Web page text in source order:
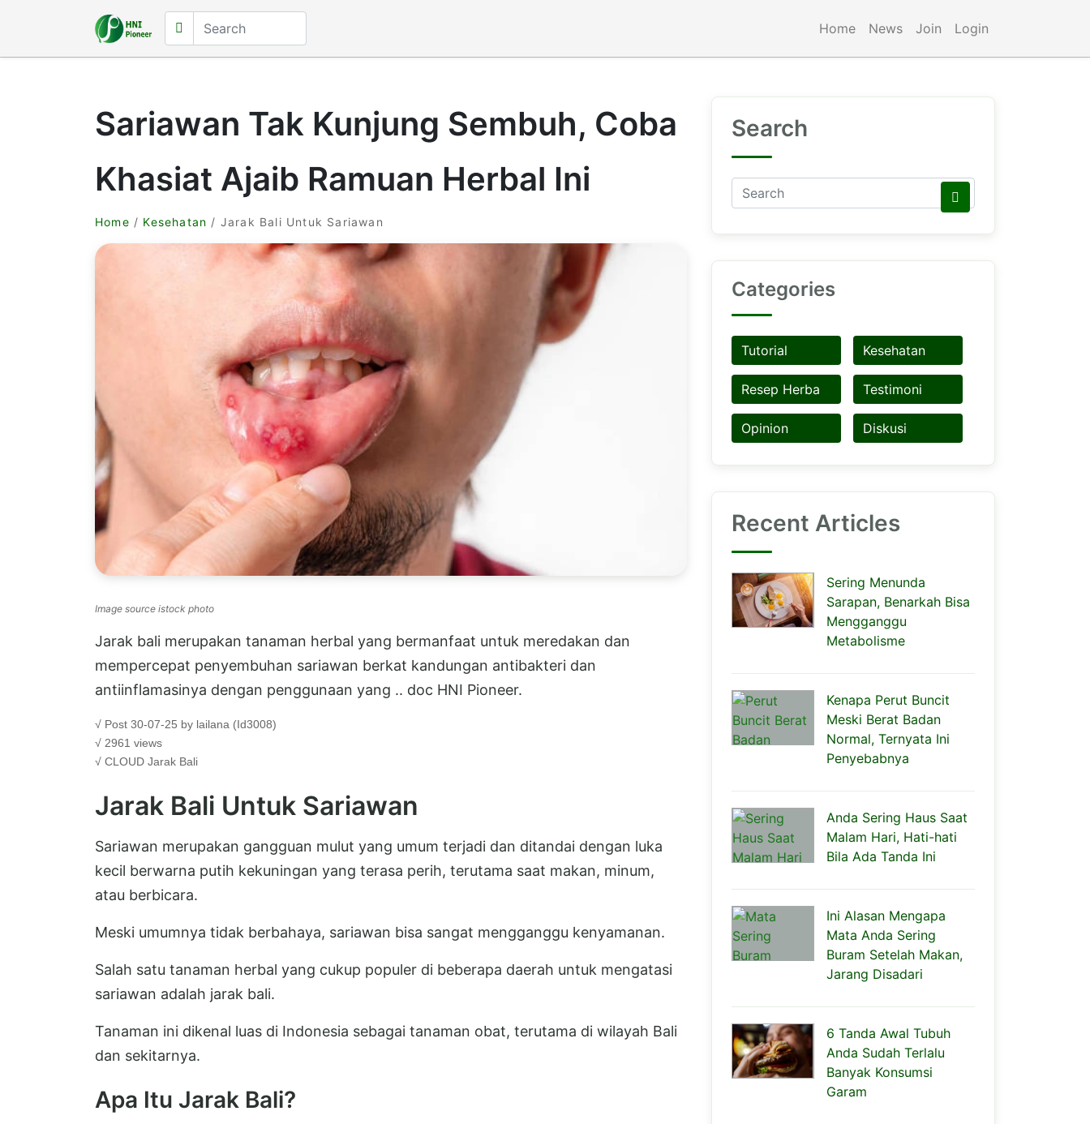
Home News Join Login
Sariawan Tak Kunjung Sembuh, Coba
Khasiat Ajaib Ramuan Herbal Ini
Home / Kesehatan / Jarak Bali Untuk Sariawan
Image source istock photo
Jarak bali merupakan tanaman herbal yang bermanfaat untuk meredakan dan
mempercepat penyembuhan sariawan berkat kandungan antibakteri dan
antiinflamasinya dengan penggunaan yang .. doc HNI Pioneer.
√ Post 30-07-25 by lailana (Id3008)
√ 2961 views
√ CLOUD Jarak Bali
Jarak Bali Untuk Sariawan
Sariawan merupakan gangguan mulut yang umum terjadi dan ditandai dengan luka
kecil berwarna putih kekuningan yang terasa perih, terutama saat makan, minum,
atau berbicara.
Meski umumnya tidak berbahaya, sariawan bisa sangat mengganggu kenyamanan.
Salah satu tanaman herbal yang cukup populer di beberapa daerah untuk mengatasi
sariawan adalah jarak bali.
Tanaman ini dikenal luas di Indonesia sebagai tanaman obat, terutama di wilayah Bali
dan sekitarnya.
Apa Itu Jarak Bali?
Search
Categories
Tutorial Kesehatan
Resep Herba Testimoni
Opinion Diskusi
Recent Articles
Sering Menunda
Sarapan, Benarkah Bisa
Mengganggu
Metabolisme
Kenapa Perut Buncit
Meski Berat Badan
Normal, Ternyata Ini
Penyebabnya
Anda Sering Haus Saat
Malam Hari, Hati-hati
Bila Ada Tanda Ini
Ini Alasan Mengapa
Mata Anda Sering
Buram Setelah Makan,
Jarang Disadari
6 Tanda Awal Tubuh
Anda Sudah Terlalu
Banyak Konsumsi
Garam